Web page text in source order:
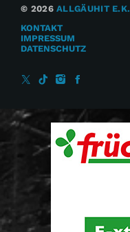
© 2026ALLGÄUHIT E.K.
KONTAKT
IMPRESSUM
DATENSCHUTZ